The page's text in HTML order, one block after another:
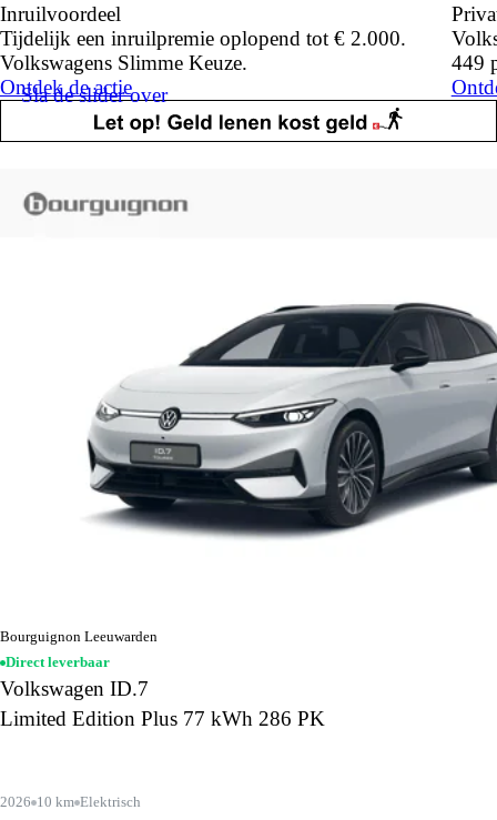
Inruilvoordeel
Tijdelijk een inruilpremie oplopend tot € 2.000.
Volkswagens Slimme Keuze.
Ontdek de actie
449
Sla de slider over
Bourguignon Leeuwarden
Direct leverbaar
Volkswagen ID.7
Limited Edition Plus 77 kWh 286 PK
2026 10 km Elektrisch